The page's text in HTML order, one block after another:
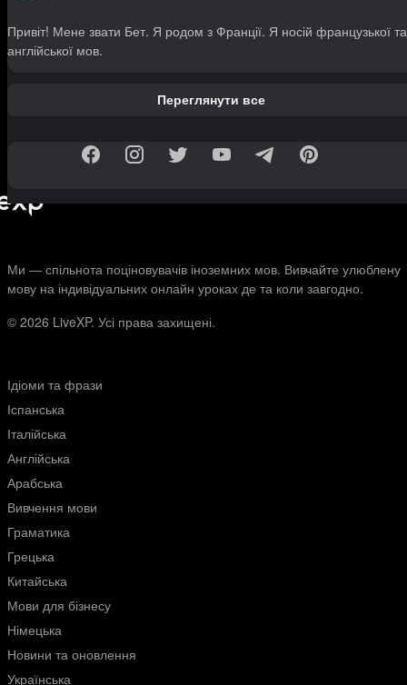
Привіт! Мене звати Бет. Я родом з Франції. Я носій французької та
англійської мов.
Переглянути все
Ми — спільнота поціновувачів іноземних мов. Вивчайте улюблену
мову на індивідуальних онлайн уроках де та коли завгодно.
© 2026 LiveXP. Усі права захищені.
Ідіоми та фрази
Іспанська
Італійська
Англійська
Арабська
Вивчення мови
Граматика
Грецька
Китайська
Мови для бізнесу
Німецька
Новини та оновлення
Українська